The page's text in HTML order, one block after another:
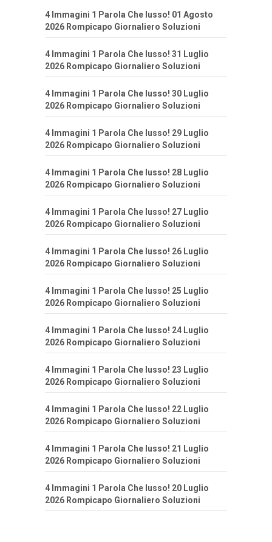
4 Immagini 1 Parola Che lusso! 01 Agosto
2026 Rompicapo Giornaliero Soluzioni
4 Immagini 1 Parola Che lusso! 31 Luglio
2026 Rompicapo Giornaliero Soluzioni
4 Immagini 1 Parola Che lusso! 30 Luglio
2026 Rompicapo Giornaliero Soluzioni
4 Immagini 1 Parola Che lusso! 29 Luglio
2026 Rompicapo Giornaliero Soluzioni
4 Immagini 1 Parola Che lusso! 28 Luglio
2026 Rompicapo Giornaliero Soluzioni
4 Immagini 1 Parola Che lusso! 27 Luglio
2026 Rompicapo Giornaliero Soluzioni
4 Immagini 1 Parola Che lusso! 26 Luglio
2026 Rompicapo Giornaliero Soluzioni
4 Immagini 1 Parola Che lusso! 25 Luglio
2026 Rompicapo Giornaliero Soluzioni
4 Immagini 1 Parola Che lusso! 24 Luglio
2026 Rompicapo Giornaliero Soluzioni
4 Immagini 1 Parola Che lusso! 23 Luglio
2026 Rompicapo Giornaliero Soluzioni
4 Immagini 1 Parola Che lusso! 22 Luglio
2026 Rompicapo Giornaliero Soluzioni
4 Immagini 1 Parola Che lusso! 21 Luglio
2026 Rompicapo Giornaliero Soluzioni
4 Immagini 1 Parola Che lusso! 20 Luglio
2026 Rompicapo Giornaliero Soluzioni